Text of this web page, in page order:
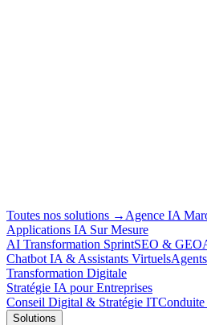
Toutes nos solutions → Agence IA
Applications IA Sur Mesure
AI Transformation SprintSEO & GEO
Chatbot IA & Assistants Virtuels
Transformation Digitale
Stratégie IA pour Entreprises
Conseil Digital & Stratégie ITConduite
Solutions